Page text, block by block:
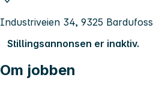
Industriveien 34, 9325 Bardufoss
Stillingsannonsen er inaktiv.
Om jobben